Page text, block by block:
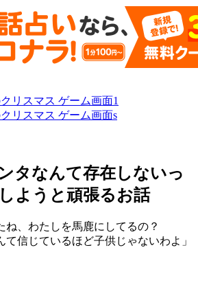
タなんて存在しないっ
ようと頑張るお話
、わたしを馬鹿にしてるの？
て信じているほど子供じゃないわよ」